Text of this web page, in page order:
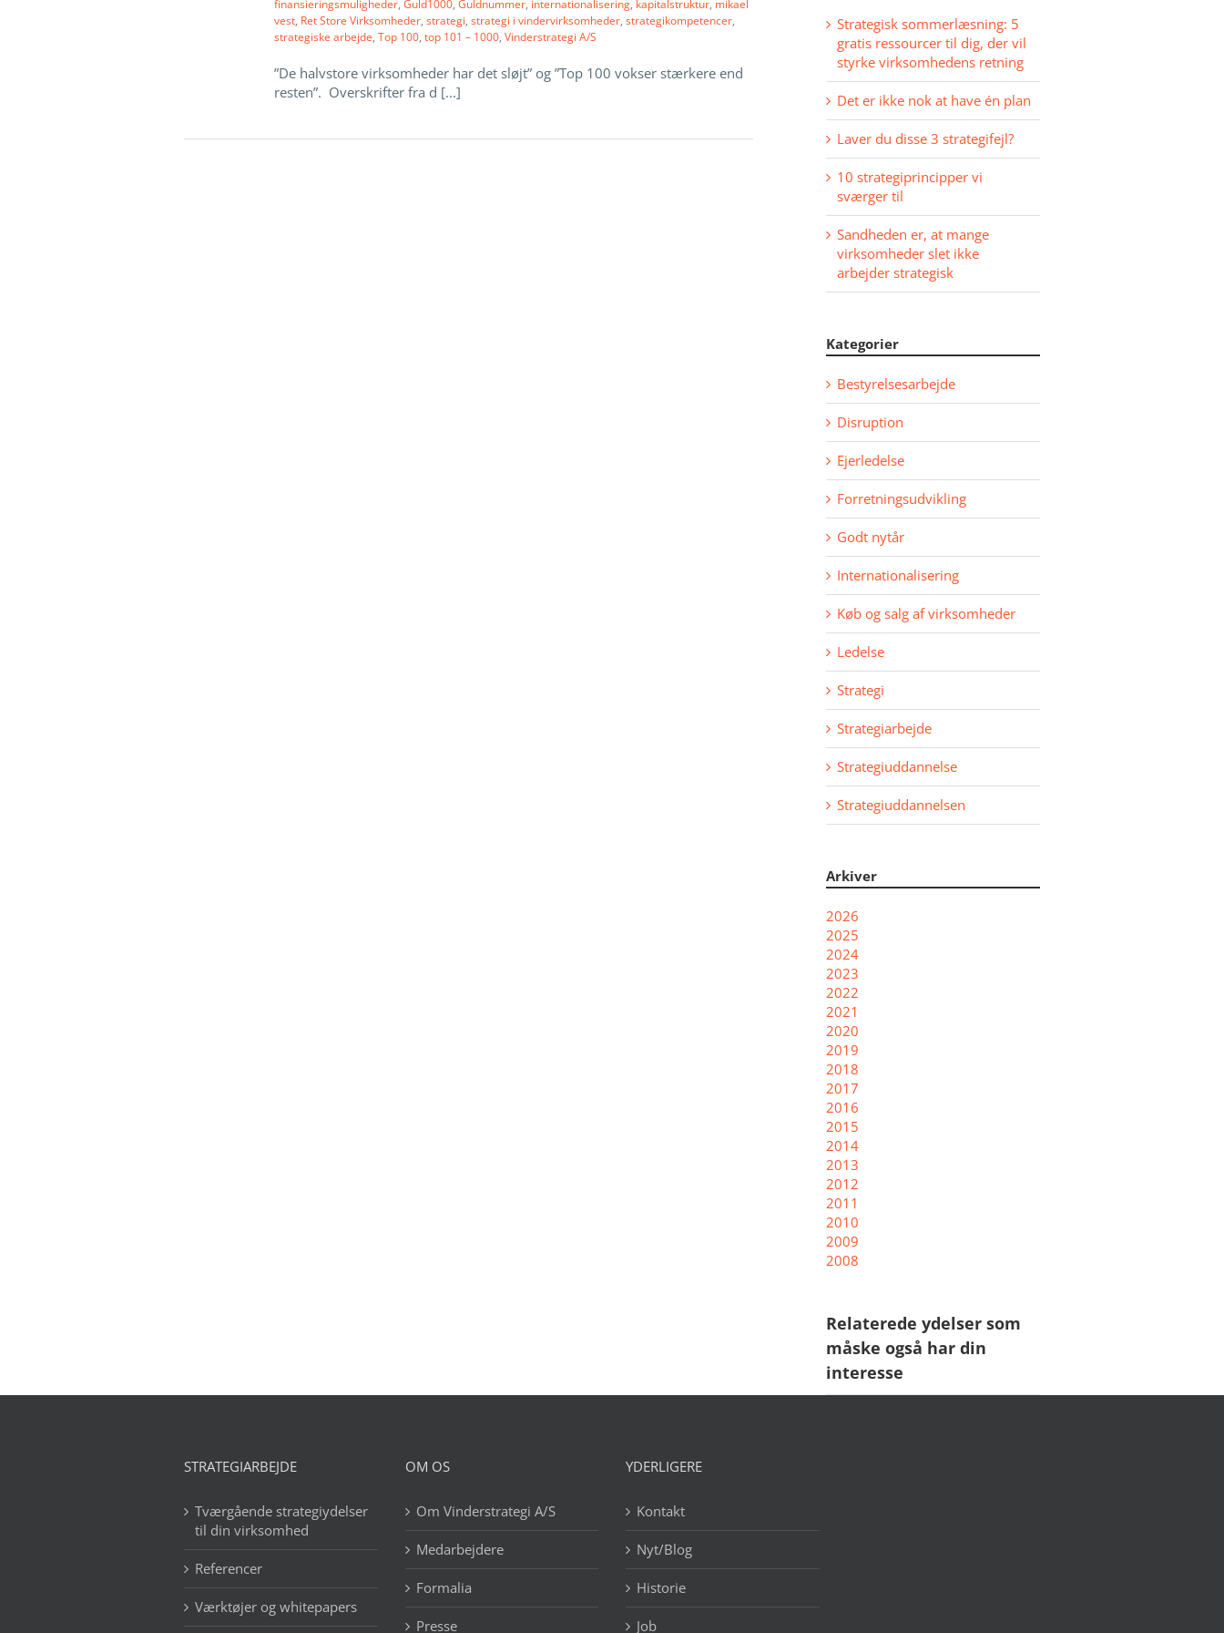
finansieringsmuligheder, Guld1000, Guldnummer, internationalisering, kapitalstruktur, mikael
vest, Ret Store Virksomheder, strategi, strategi i vindervirksomheder, strategikompetencer,
strategiske arbejde, Top 100, top 101 – 1000, Vinderstrategi A/S
”De halvstore virksomheder har det sløjt” og ”Top 100 vokser stærkere end
resten”. Overskrifter fra d [...]
Strategisk sommerlæsning: 5
gratis ressourcer til dig, der vil
styrke virksomhedens retning
Det er ikke nok at have én plan
Laver du disse 3 strategifejl?
10 strategiprincipper vi
sværger til
Sandheden er, at mange
virksomheder slet ikke
arbejder strategisk
Kategorier
Bestyrelsesarbejde
Disruption
Ejerledelse
Forretningsudvikling
Godt nytår
Internationalisering
Køb og salg af virksomheder
Ledelse
Strategi
Strategiarbejde
Strategiuddannelse
Strategiuddannelsen
Arkiver
2026
2025
2024
2023
2022
2021
2020
2019
2018
2017
2016
2015
2014
2013
2012
2011
2010
2009
2008
Relaterede ydelser som
måske også har din
interesse
STRATEGIARBEJDE
Tværgående strategiydelser
til din virksomhed
Referencer
Værktøjer og whitepapers
OM OS
Om Vinderstrategi A/S
Medarbejdere
Formalia
Presse
YDERLIGERE
Kontakt
Nyt/Blog
Historie
Job